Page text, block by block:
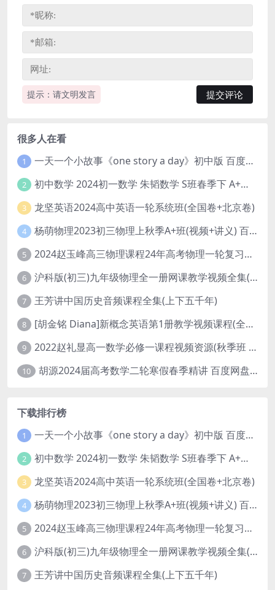
提示：请文明发言
很多人在看
1 一天一个小故事《one story a day》初中版 百度网盘分享下载
2 初中数学 2024初一数学 朱韬数学 S班春季下 A+班春季下 百度云网盘
3 龙坚英语2024高中英语一轮系统班(全国卷+北京卷)
4 杨萌物理2023初三物理上秋季A+班(视频+讲义) 百度网盘分享
5 2024赵玉峰高三物理课程24年高考物理一轮复习网课教程
6 沪科版(初三)九年级物理全一册网课教学视频全集(录播版 杜春雨 66讲)
7 王芳讲中国历史音频课程全集(上下五千年)
8 [胡金铭 Diana]新概念英语第1册教学视频课程(全集 百度网盘下载)
9 2022赵礼显高一数学必修一课程视频资源(秋季班 含讲义)百度网盘云
10 胡源2024届高考数学二轮寒假春季精讲 百度网盘分享
下载排行榜
1 一天一个小故事《one story a day》初中版 百度网盘分享下载
2 初中数学 2024初一数学 朱韬数学 S班春季下 A+班春季下 百度云网盘
3 龙坚英语2024高中英语一轮系统班(全国卷+北京卷)
4 杨萌物理2023初三物理上秋季A+班(视频+讲义) 百度网盘分享
5 2024赵玉峰高三物理课程24年高考物理一轮复习网课教程
6 沪科版(初三)九年级物理全一册网课教学视频全集(录播版 杜春雨 66讲)
7 王芳讲中国历史音频课程全集(上下五千年)